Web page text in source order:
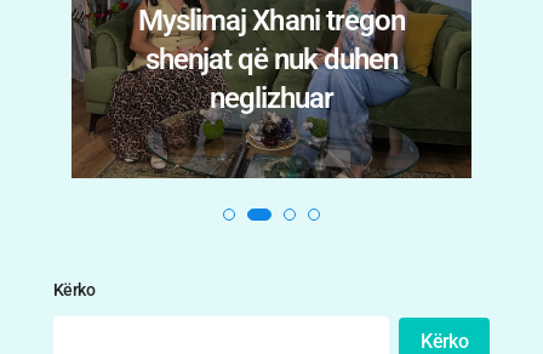
Myslimaj Xhani tregon
shenjat që nuk duhen
neglizhuar
Kërko
Kërko